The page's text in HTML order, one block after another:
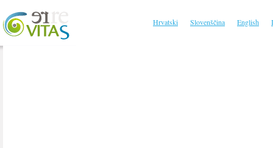
Hrvatski Slovenščina English